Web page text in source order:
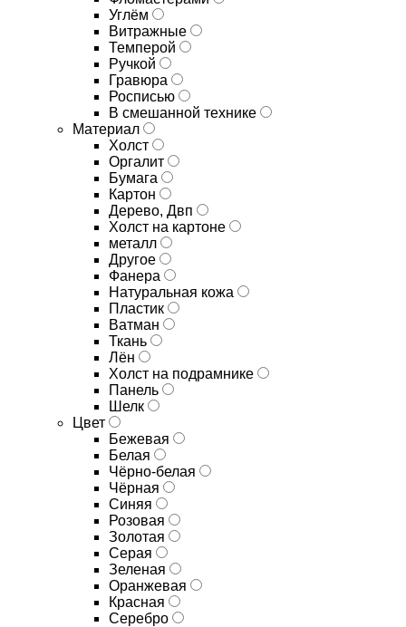
Углём
Витражные
Темперой
Ручкой
Гравюра
Росписью
В смешанной технике
Материал
Холст
Оргалит
Бумага
Картон
Дерево, Двп
Холст на картоне
металл
Другое
Фанера
Натуральная кожа
Пластик
Ватман
Ткань
Лён
Холст на подрамнике
Панель
Шелк
Цвет
Бежевая
Белая
Чёрно-белая
Чёрная
Синяя
Розовая
Золотая
Серая
Зеленая
Оранжевая
Красная
Серебро